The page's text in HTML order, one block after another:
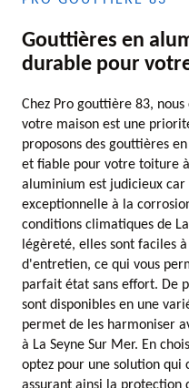
Gouttières en
durable pour
Chez Pro gouttière 83,
votre maison est une
proposons des gouttières
et fiable pour votre toiture
aluminium est judicieux
exceptionnelle à la
conditions climatiques de
légèreté, elles sont faciles
d'entretien, ce qui vous
parfait état sans effort. De
sont disponibles en une
permet de les harmoniser
à La Seyne Sur Mer. En
optez pour une solution